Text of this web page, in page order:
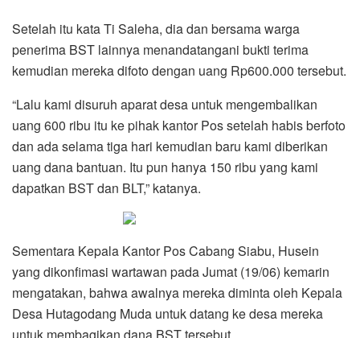
Setelah itu kata Ti Saleha, dia dan bersama warga
penerima BST lainnya menandatangani bukti terima
kemudian mereka difoto dengan uang Rp600.000 tersebut.
“Lalu kami disuruh aparat desa untuk mengembalikan
uang 600 ribu itu ke pihak kantor Pos setelah habis berfoto
dan ada selama tiga hari kemudian baru kami diberikan
uang dana bantuan. Itu pun hanya 150 ribu yang kami
dapatkan BST dan BLT,” katanya.
Sementara Kepala Kantor Pos Cabang Siabu, Husein
yang dikonfimasi wartawan pada Jumat (19/06) kemarin
mengatakan, bahwa awalnya mereka diminta oleh Kepala
Desa Hutagodang Muda untuk datang ke desa mereka